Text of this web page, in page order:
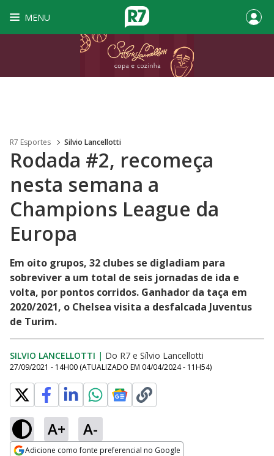
MENU
R7 Esportes Silvio Lancellotti
Rodada #2, recomeça
nesta semana a
Champions League da
Europa
Em oito grupos, 32 clubes se digladiam para
sobreviver a um total de seis jornadas de ida e
volta, por pontos corridos. Ganhador da taça em
2020/2021, o Chelsea visita a desfalcada Juventus
de Turim.
SILVIO LANCELLOTTI | Do R7 e Sílvio Lancellotti
27/09/2021 - 14H00 (ATUALIZADO EM 04/04/2024 - 11H54)
A+ A-
Adicione como fonte preferencial no Google